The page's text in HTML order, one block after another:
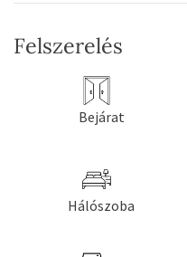
Felszerelés
Bejárat
Hálószoba